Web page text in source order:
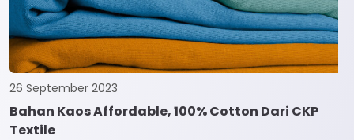
26 September 2023
Bahan Kaos Affordable, 100% Cotton Dari CKP
Textile